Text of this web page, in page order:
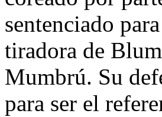
sentenciado
tiradora de
Mumbrú. Su
para ser el